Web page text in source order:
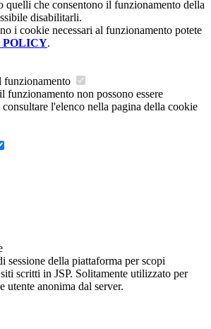
quelli che consentono il funzionamento della
disabilitarli.
i cookie necessari al funzionamento potete
POLICY.
funzionamento
funzionamento non possono essere
l'elenco nella pagina della cookie
sessione della piattaforma per scopi
scritti in JSP. Solitamente utilizzato per
utente anonima dal server.